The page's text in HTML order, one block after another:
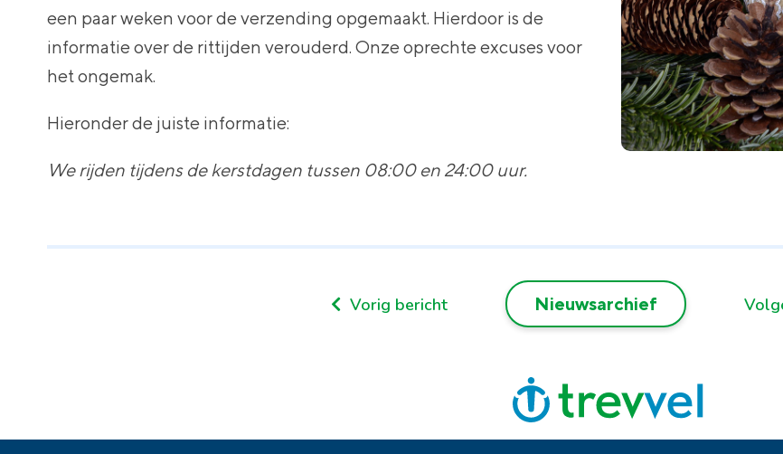
een paar weken voor de verzending opgemaakt. Hierdoor is de
informatie over de rittijden verouderd. Onze oprechte excuses voor
het ongemak.
Hieronder de juiste informatie:
We rijden tijdens de kerstdagen tussen 08:00 en 24:00 uur.
Vorig bericht Nieuwsarchief